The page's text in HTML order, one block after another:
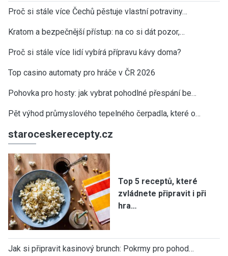
Proč si stále více Čechů pěstuje vlastní potraviny…
Kratom a bezpečnější přístup: na co si dát pozor,…
Proč si stále více lidí vybírá přípravu kávy doma?
Top casino automaty pro hráče v ČR 2026
Pohovka pro hosty: jak vybrat pohodlné přespání be…
Pět výhod průmyslového tepelného čerpadla, které o…
staroceskerecepty.cz
Top 5 receptů, které
zvládnete připravit i při
hra…
Jak si připravit kasinový brunch: Pokrmy pro pohod…